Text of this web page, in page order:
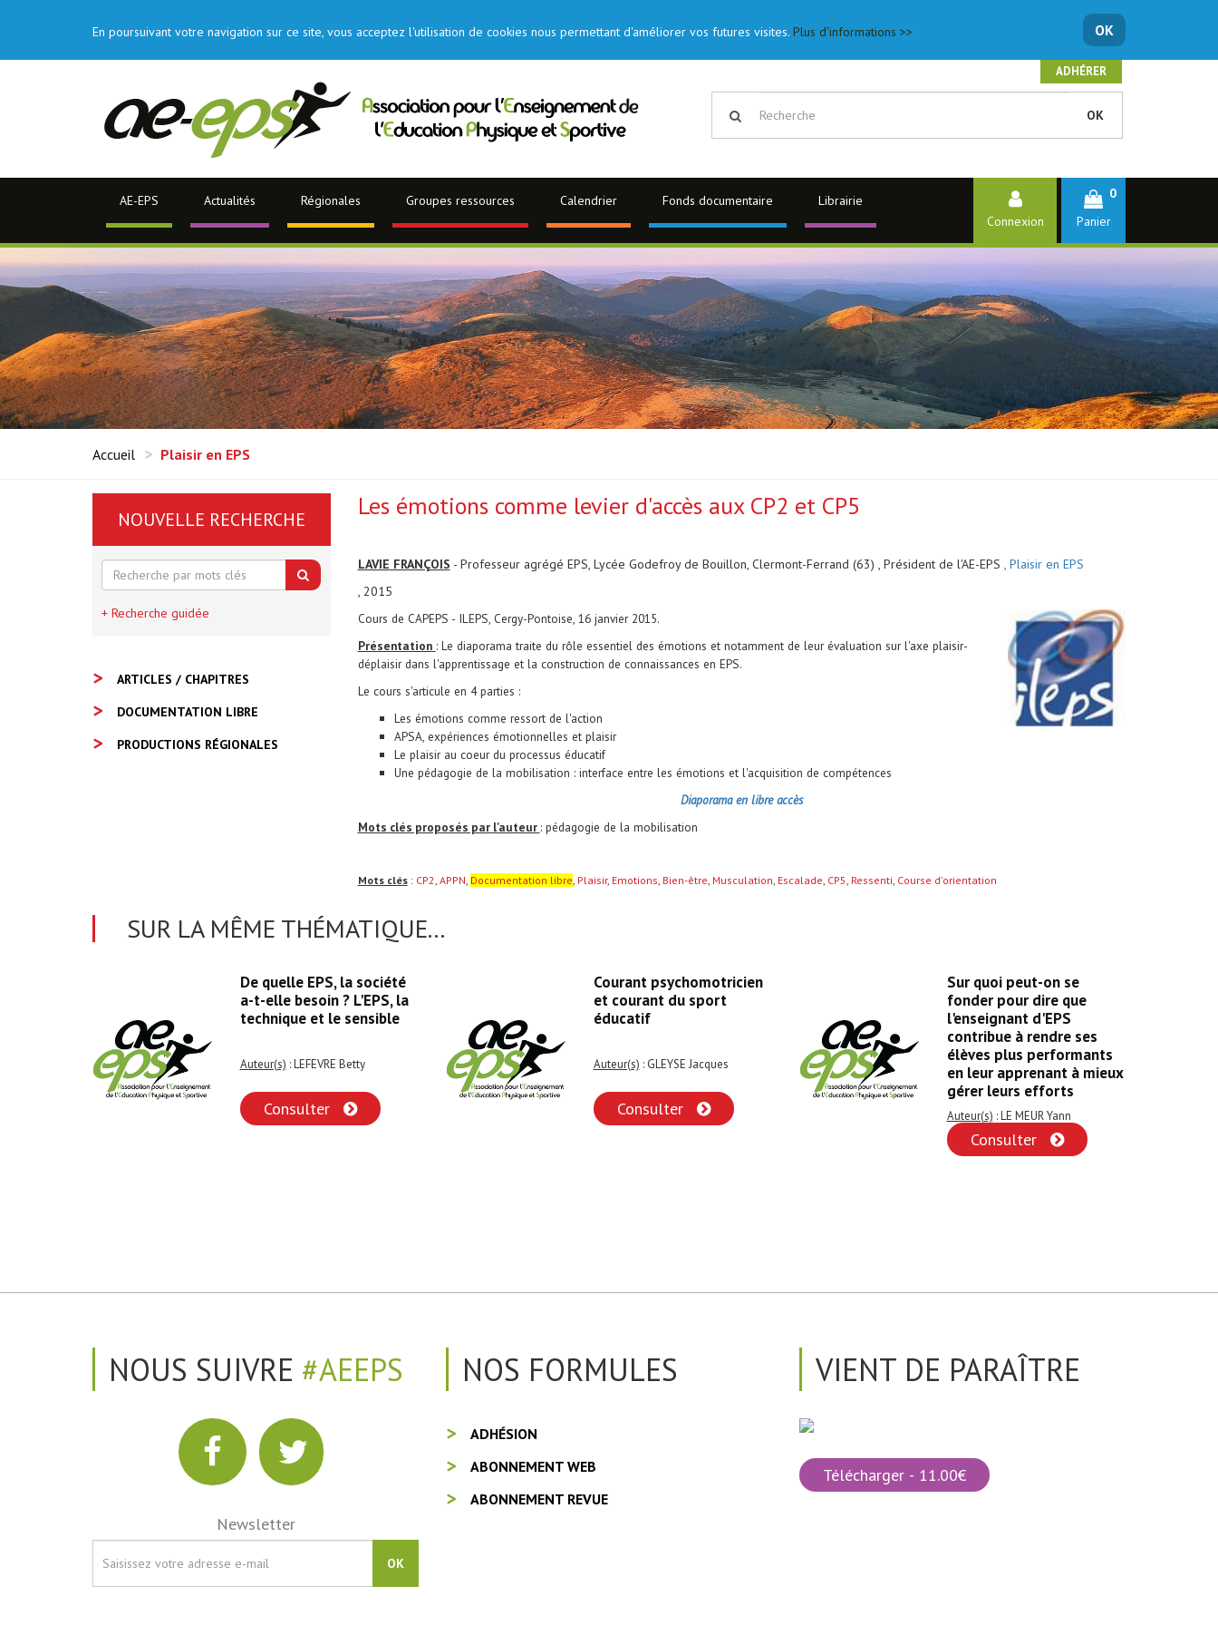
En poursuivant votre navigation sur ce site, vous acceptez l'utilisation de cookies nous permettant d'améliorer vos futures visites. Plus d'informations >> OK
ADHÉRER
OK
AE-EPS Actualités Régionales Groupes ressources Calendrier Fonds documentaire
Librairie
Connexion
0
Panier
Accueil Plaisir en EPS
Les émotions comme levier d'accès aux CP2 et CP5
LAVIE FRANÇOIS - Professeur agrégé EPS, Lycée Godefroy de Bouillon, Clermont-Ferrand (63) , Président de l'AE-EPS , Plaisir en EPS
, 2015
Cours de CAPEPS - ILEPS, Cergy-Pontoise, 16 janvier 2015.
Présentation : Le diaporama traite du rôle essentiel des émotions et notamment de leur évaluation sur l'axe plaisir-
déplaisir dans l'apprentissage et la construction de connaissances en EPS.
Le cours s'articule en 4 parties :
Les émotions comme ressort de l'action
APSA, expériences émotionnelles et plaisir
Le plaisir au coeur du processus éducatif
Une pédagogie de la mobilisation : interface entre les émotions et l'acquisition de compétences
Diaporama en libre accès
Mots clés proposés par l'auteur : pédagogie de la mobilisation
Mots clés: CP2, APPN, Documentation libre, Plaisir, Emotions, Bien-être, Musculation, Escalade, CP5, Ressenti, Course d'orientation
NOUVELLE RECHERCHE
+ Recherche guidée
ARTICLES / CHAPITRES
DOCUMENTATION LIBRE
PRODUCTIONS RÉGIONALES
SUR LA MÊME THÉMATIQUE...
De quelle EPS, la société
a-t-elle besoin ? L'EPS, la
technique et le sensible
Auteur(s) : LEFEVRE Betty
Consulter
Courant psychomotricien
et courant du sport
éducatif
Auteur(s) : GLEYSE Jacques
Consulter
Sur quoi peut-on se
fonder pour dire que
l'enseignant d'EPS
contribue à rendre ses
élèves plus performants
en leur apprenant à mieux
gérer leurs efforts
Auteur(s) : LE MEUR Yann
Consulter
NOUS SUIVRE #AEEPS
Newsletter
OK
NOS FORMULES
ADHÉSION
ABONNEMENT WEB
ABONNEMENT REVUE
VIENT DE PARAÎTRE
Télécharger - 11.00€